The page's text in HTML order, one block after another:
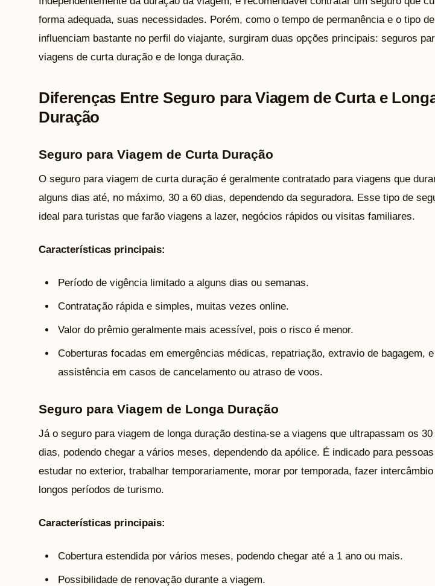
forma adequada, suas necessidades. Porém, como o tempo de permanência e o tipo
influenciam bastante no perfil do viajante, surgiram duas opções principais: seguros
viagens de curta duração e de longa duração.
Diferenças Entre Seguro para Viagem de Curta e
Duração
Seguro para Viagem de Curta Duração
O seguro para viagem de curta duração é geralmente contratado para viagens que
alguns dias até, no máximo, 30 a 60 dias, dependendo da seguradora. Esse tipo de
ideal para turistas que farão viagens a lazer, negócios rápidos ou visitas familiares.
Características principais:
Período de vigência limitado a alguns dias ou semanas.
Contratação rápida e simples, muitas vezes online.
Valor do prêmio geralmente mais acessível, pois o risco é menor.
Coberturas focadas em emergências médicas, repatriação, extravio de bagagem, e
assistência em casos de cancelamento ou atraso de voos.
Seguro para Viagem de Longa Duração
Já o seguro para viagem de longa duração destina-se a viagens que ultrapassam os 30
dias, podendo chegar a vários meses, dependendo da apólice. É indicado para
estudar no exterior, trabalhar temporariamente, morar por temporada, fazer intercâmbio
longos períodos de turismo.
Características principais:
Cobertura estendida por vários meses, podendo chegar até a 1 ano ou mais.
Possibilidade de renovação durante a viagem.